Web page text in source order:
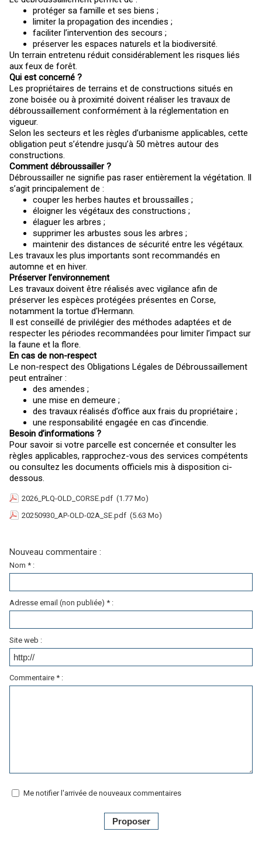
protéger sa famille et ses biens ;
limiter la propagation des incendies ;
faciliter l’intervention des secours ;
préserver les espaces naturels et la biodiversité.
Un terrain entretenu réduit considérablement les risques liés
aux feux de forêt.
Qui est concerné ?
Les propriétaires de terrains et de constructions situés en
zone boisée ou à proximité doivent réaliser les travaux de
débroussaillement conformément à la réglementation en
vigueur.
Selon les secteurs et les règles d’urbanisme applicables, cette
obligation peut s’étendre jusqu’à 50 mètres autour des
constructions.
Comment débroussailler ?
Débroussailler ne signifie pas raser entièrement la végétation. Il
s’agit principalement de :
couper les herbes hautes et broussailles ;
éloigner les végétaux des constructions ;
élaguer les arbres ;
supprimer les arbustes sous les arbres ;
maintenir des distances de sécurité entre les végétaux.
Les travaux les plus importants sont recommandés en
automne et en hiver.
Préserver l’environnement
Les travaux doivent être réalisés avec vigilance afin de
préserver les espèces protégées présentes en Corse,
notamment la tortue d’Hermann.
Il est conseillé de privilégier des méthodes adaptées et de
respecter les périodes recommandées pour limiter l’impact sur
la faune et la flore.
En cas de non-respect
Le non-respect des Obligations Légales de Débroussaillement
peut entraîner :
des amendes ;
une mise en demeure ;
des travaux réalisés d’office aux frais du propriétaire ;
une responsabilité engagée en cas d’incendie.
Besoin d’informations ?
Pour savoir si votre parcelle est concernée et consulter les
règles applicables, rapprochez-vous des services compétents
ou consultez les documents officiels mis à disposition ci-
dessous.
2026_PLQ-OLD_CORSE.pdf (1.77 Mo)
20250930_AP-OLD-02A_SE.pdf (5.63 Mo)
Nouveau commentaire :
Nom * :
Adresse email (non publiée) * :
Site web :
Commentaire * :
Me notifier l'arrivée de nouveaux commentaires